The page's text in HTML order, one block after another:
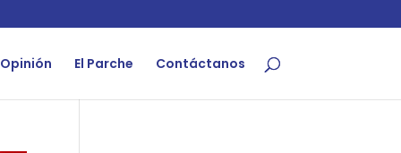
Opinión El Parche Contáctanos